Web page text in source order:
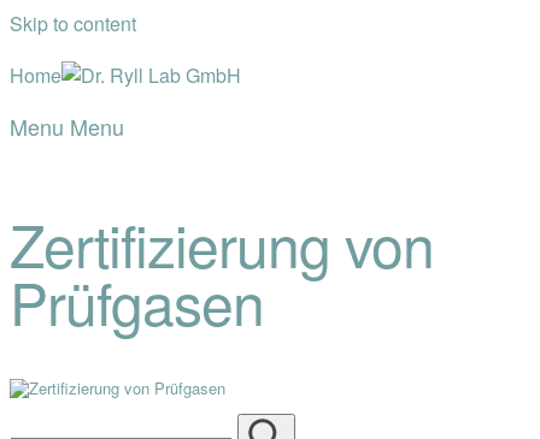
Skip to content
Home
Menu Menu
Zertifizierung von
Prüfgasen